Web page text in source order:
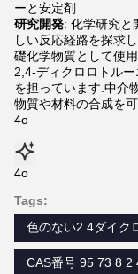
ーと安定剤
研究開発: 化学研究と
しい反応経路を探求
礎化学物質として使
2,4-ディクロロトル
を担っています.中介
物質や材料の合成を
4o
4o
Tags:
色のない2 4ダイク
CAS番号 95 73 8 2